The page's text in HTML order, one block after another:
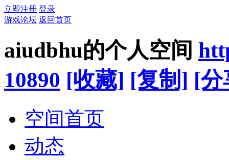
立即注册 登录
游戏论坛 返回首页
aiudbhu的个人空间
10890 [收藏] [复制] [分
空间首页
动态